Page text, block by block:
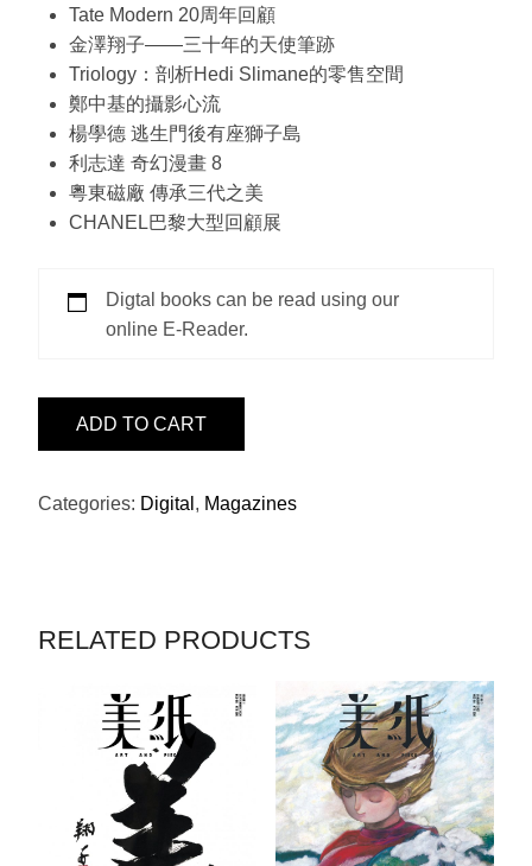
Tate Modern 20周年回顧
金澤翔子——三十年的天使筆跡
Triology：剖析Hedi Slimane的零售空間
鄭中基的攝影心流
楊學德 逃生門後有座獅子島
利志達 奇幻漫畫 8
粵東磁廠 傳承三代之美
CHANEL巴黎大型回顧展
Digtal books can be read using our
online E-Reader.
金
ADD TO CART
Categories: Digital , Magazines
RELATED PRODUCTS